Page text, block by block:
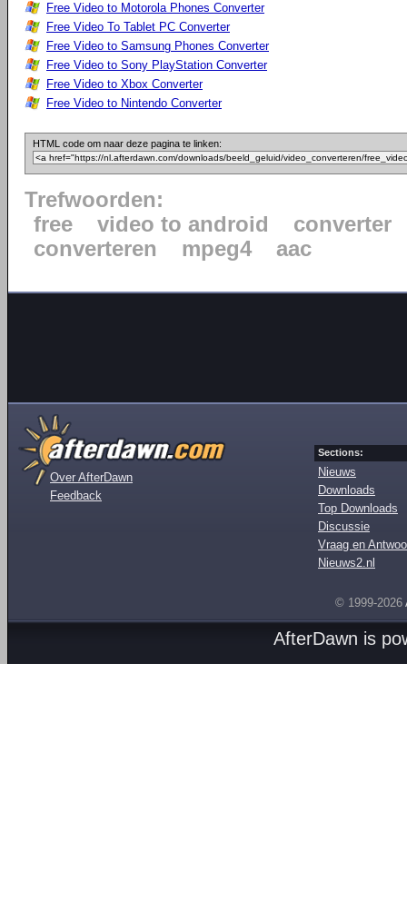
Free Video to Motorola Phones Converter
Free Video To Tablet PC Converter
Free Video to Samsung Phones Converter
Free Video to Sony PlayStation Converter
Free Video to Xbox Converter
Free Video to Nintendo Converter
HTML code om naar deze pagina te linken:
Trefwoorden:
free
video to android
converter
converteren
mpeg4 aac
Over AfterDawn
Feedback
Sections:
Nieuws
Downloads
Top Downloads
Discussie
Vraag en
Nieuws2.nl
© 1999-2026
AfterDawn is